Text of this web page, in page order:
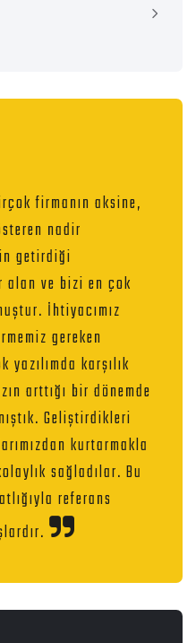
firmanın aksine,
nadir
getirdiği
alan ve bizi en çok
İhtiyacımız
gereken
karşılık
arttığı bir dönemde
Geliştirdikleri
kurtarmakla
sağladılar. Bu
referans